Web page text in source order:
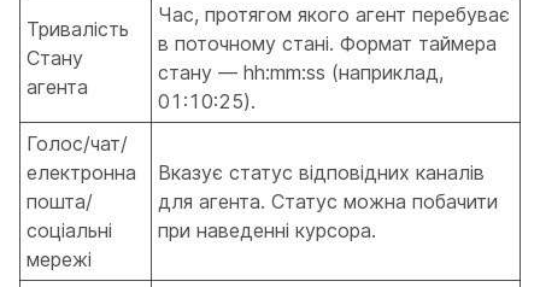
Тривалість
Стану
агента
Час, протягом якого агент перебуває
в поточному стані. Формат таймера
стану — hh:mm:ss (наприклад,
01:10:25).
Голос/чат/
електронна
пошта/
соціальні
мережі
Вказує статус відповідних каналів
для агента. Статус можна побачити
при наведенні курсора.